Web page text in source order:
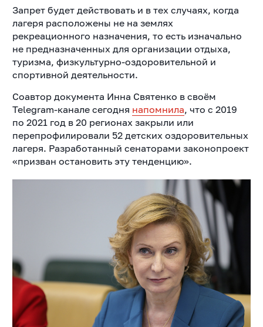
Запрет будет действовать и в тех случаях, когда
лагеря расположены не на землях
рекреационного назначения, то есть изначально
не предназначенных для организации отдыха,
туризма, физкультурно-оздоровительной и
спортивной деятельности.
Соавтор документа Инна Святенко в своём
Telegram-канале сегодня напомнила, что с 2019
по 2021 год в 20 регионах закрыли или
перепрофилировали 52 детских оздоровительных
лагеря. Разработанный сенаторами законопроект
«призван остановить эту тенденцию».